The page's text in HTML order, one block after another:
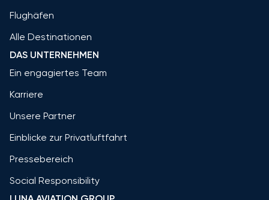
Flughäfen
Alle Destinationen
DAS UNTERNEHMEN
Ein engagiertes Team
Karriere
Unsere Partner
Einblicke zur Privatluftfahrt
Pressebereich
Social Responsibility